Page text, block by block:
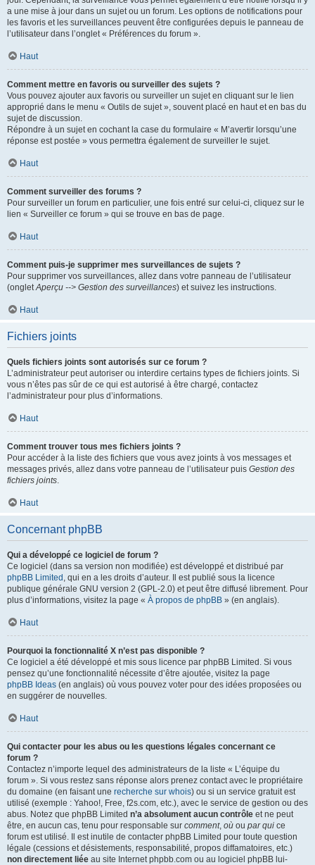
a une mise à jour dans un sujet ou un forum. Les options de notifications pour
les favoris et les surveillances peuvent être configurées depuis le panneau de
l’utilisateur dans l’onglet « Préférences du forum ».
Haut
Comment mettre en favoris ou surveiller des sujets ?
Vous pouvez ajouter aux favoris ou surveiller un sujet en cliquant sur le lien
approprié dans le menu « Outils de sujet », souvent placé en haut et en bas du
sujet de discussion.
Répondre à un sujet en cochant la case du formulaire « M’avertir lorsqu’une
réponse est postée » vous permettra également de surveiller le sujet.
Haut
Comment surveiller des forums ?
Pour surveiller un forum en particulier, une fois entré sur celui-ci, cliquez sur le
lien « Surveiller ce forum » qui se trouve en bas de page.
Haut
Comment puis-je supprimer mes surveillances de sujets ?
Pour supprimer vos surveillances, allez dans votre panneau de l’utilisateur
(ongletAperçu --> Gestion des surveillances) et suivez les instructions.
Haut
Fichiers joints
Quels fichiers joints sont autorisés sur ce forum ?
L’administrateur peut autoriser ou interdire certains types de fichiers joints. Si
vous n’êtes pas sûr de ce qui est autorisé à être chargé, contactez
l’administrateur pour plus d’informations.
Haut
Comment trouver tous mes fichiers joints ?
Pour accéder à la liste des fichiers que vous avez joints à vos messages et
messages privés, allez dans votre panneau de l’utilisateur puis Gestion des
fichiers joints.
Haut
Concernant phpBB
Qui a développé ce logiciel de forum ?
Ce logiciel (dans sa version non modifiée) est développé et distribué par
phpBB Limited , qui en a les droits d’auteur. Il est publié sous la licence
publique générale GNU version 2 (GPL-2.0) et peut être diffusé librement. Pour
plus d’informations, visitez la page « À propos de phpBB » (en anglais).
Haut
Pourquoi la fonctionnalité X n’est pas disponible ?
Ce logiciel a été développé et mis sous licence par phpBB Limited. Si vous
pensez qu’une fonctionnalité nécessite d’être ajoutée, visitez la page
phpBB Ideas (en anglais) où vous pouvez voter pour des idées proposées ou
en suggérer de nouvelles.
Haut
Qui contacter pour les abus ou les questions légales concernant ce
forum ?
Contactez n’importe lequel des administrateurs de la liste « L’équipe du
forum ». Si vous restez sans réponse alors prenez contact avec le propriétaire
du domaine (en faisant une recherche sur whois) ou si un service gratuit est
utilisé (exemple : Yahoo!, Free, f2s.com, etc.), avec le service de gestion ou des
abus. Notez que phpBB Limited n’a absolument aucun contrôle et ne peut
être, en aucun cas, tenu pour responsable sur comment, où ou par qui ce
forum est utilisé. Il est inutile de contacter phpBB Limited pour toute question
légale (cessions et désistements, responsabilité, propos diffamatoires, etc.)
non directement liée au site Internet phpbb.com ou au logiciel phpBB lui-